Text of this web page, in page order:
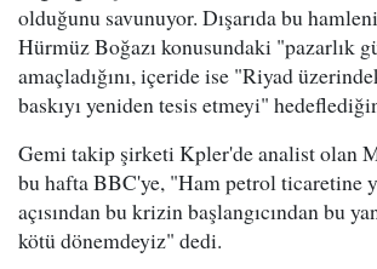
olduğunu savunuyor. Dışarıda bu
Hürmüz Boğazı konusundaki "pazarlık
amaçladığını, içeride ise "Riyad
baskıyı yeniden tesis etmeyi"
Gemi takip şirketi Kpler'de analist olan
bu hafta BBC'ye, "Ham petrol ticaretine
açısından bu krizin başlangıcından bu
kötü dönemdeyiz" dedi.